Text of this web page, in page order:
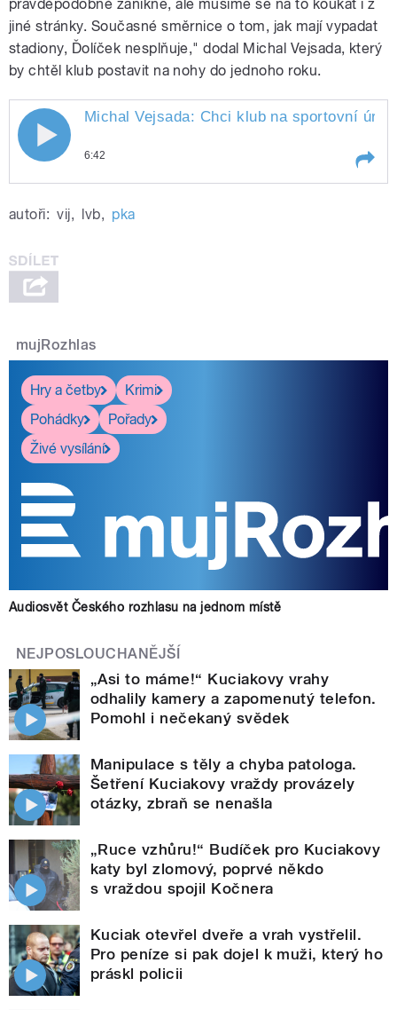
pravděpodobně zanikne, ale musíme se na to koukat i z
jiné stránky. Současné směrnice o tom, jak mají vypadat
stadiony, Ďolíček nesplňuje," dodal Michal Vejsada, který
by chtěl klub postavit na nohy do jednoho roku.
pause
Michal Vejsada: Chci klub na sportovní
6:42
sportovní úrovni, na jaké byl v letech
autoři: vij, lvb, pka
mujRozhlas
Hry a četby
Krimi
Pohádky
Pořady
Živé vysílání
Audiosvět Českého rozhlasu na jednom místě
NEJPOSLOUCHANĚJŠÍ
„Asi to máme!“ Kuciakovy vrahy
odhalily kamery a zapomenutý telefon.
Pomohl i nečekaný svědek
Manipulace s těly a chyba patologa.
Šetření Kuciakovy vraždy provázely
otázky, zbraň se nenašla
„Ruce vzhůru!“ Budíček pro Kuciakovy
katy byl zlomový, poprvé někdo
s vraždou spojil Kočnera
Kuciak otevřel dveře a vrah vystřelil.
Pro peníze si pak dojel k muži, který ho
práskl policii